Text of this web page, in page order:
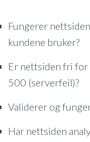
Fungerer
kundene bruker?
Er nettsiden fri for
500 (serverfeil)?
Validerer og
Har nettsiden